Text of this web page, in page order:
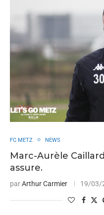
FC METZ NEWS
Marc-Aurèle
assure.
parArthur Carmier 19/03/